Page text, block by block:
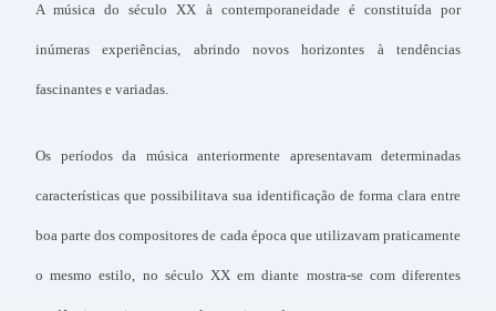
A música do século XX à contemporaneidade é constituída por
inúmeras experiências, abrindo novos horizontes à tendências
fascinantes e variadas.
Os períodos da música anteriormente apresentavam determinadas
características que possibilitava sua identificação de forma clara entre
boa parte dos compositores de cada época que utilizavam praticamente
o mesmo estilo, no século XX em diante mostra-se com diferentes